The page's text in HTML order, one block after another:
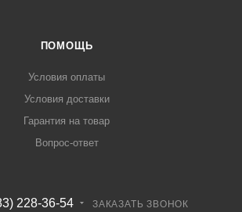
ПОМОЩЬ
Условия оплаты
Условия доставки
Гарантия на товар
Вопрос-ответ
228-36-54 ЗАКАЗАТЬ ЗВОНОК